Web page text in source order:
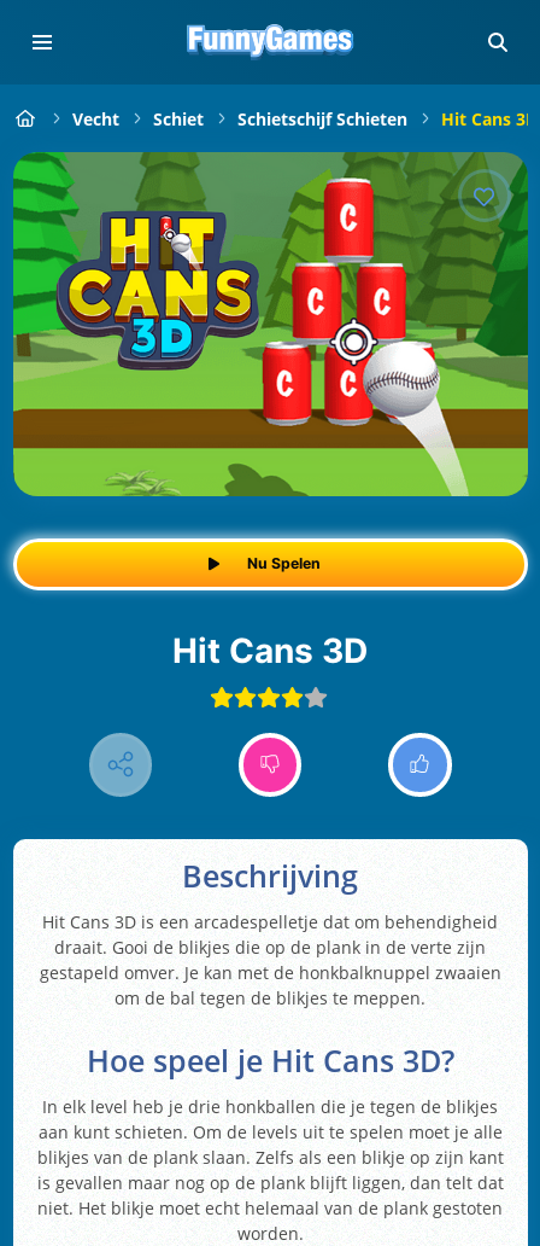
Vecht Schiet Schietschijf Schieten Hit Cans 3D
Nu Spelen
Hit Cans 3D
Beschrijving
Hit Cans 3D is een arcadespelletje dat om behendigheid
draait. Gooi de blikjes die op de plank in de verte zijn
gestapeld omver. Je kan met de honkbalknuppel zwaaien
om de bal tegen de blikjes te meppen.
Hoe speel je Hit Cans 3D?
In elk level heb je drie honkballen die je tegen de blikjes
aan kunt schieten. Om de levels uit te spelen moet je alle
blikjes van de plank slaan. Zelfs als een blikje op zijn kant
is gevallen maar nog op de plank blijft liggen, dan telt dat
niet. Het blikje moet echt helemaal van de plank gestoten
worden.